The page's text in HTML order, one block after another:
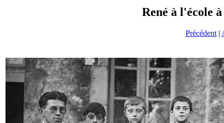
René à l'école
Précédent |